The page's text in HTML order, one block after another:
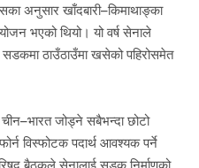
अनुसार खाँदबारी–किमाथाङ्का
भएको थियो। यो वर्ष सेनाले
ठाउँठाउँमा खसेको पहिरोसमेत
जोड्ने सबैभन्दा छोटो
विस्फोटक पदार्थ आवश्यक पर्ने
बैठकले सेनालाई सडक निर्माणको